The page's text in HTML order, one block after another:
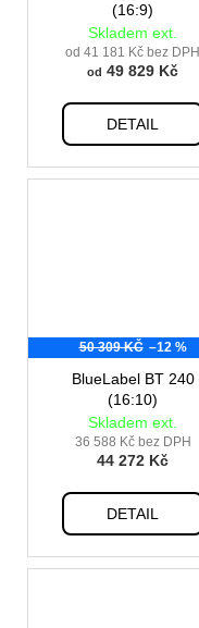
(16:9)
Skladem ext.
od 41 181 Kč bez DPH
od 49 829 Kč
DETAIL
50 309 KČ –12 %
BlueLabel BT 240
(16:10)
Skladem ext.
36 588 Kč bez DPH
44 272 Kč
DETAIL